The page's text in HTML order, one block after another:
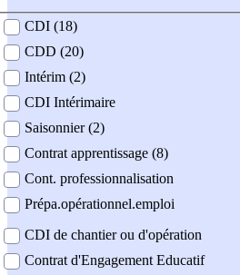
contrat
CDI (18)
CDD (20)
Intérim (2)
CDI Intérimaire
Saisonnier (2)
Contrat apprentissage (8)
Cont. professionnalisation
Prépa.opérationnel.emploi
CDI de chantier ou d'opération
Contrat d'Engagement Educatif